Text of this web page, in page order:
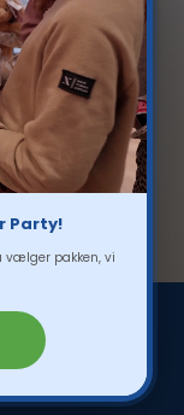
Party!
vælger pakken, vi